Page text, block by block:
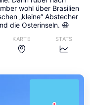
wohl über Brasilien
„kleine“ Abstecher
die Osterinseln. 😆
KARTE STATS